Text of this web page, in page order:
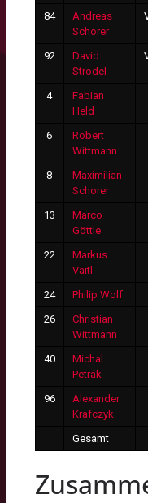
84
Andreas
Schorer
92
David
Strodel
4
Fabian
Held
6
Robert
Wittmann
8
Maximilian
Schorer
13
Marco
Göttle
22
Markus
Vaitl
24 Philip Wolf
26
Christian
Wittmann
40
Michal
Petrák
96
Alexander
Krafczyk
Gesamt